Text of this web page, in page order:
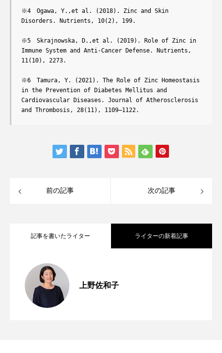
※4　Ogawa, Y.,et al. (2018). Zinc and Skin
Disorders. Nutrients, 10(2), 199.
※5　Skrajnowska, D.,et al. (2019). Role of Zinc in
Immune System and Anti-Cancer Defense. Nutrients,
11(10), 2273.
※6　Tamura, Y. (2021). The Role of Zinc Homeostasis
in the Prevention of Diabetes Mellitus and
Cardiovascular Diseases. Journal of Atherosclerosis
and Thrombosis, 28(11), 1109–1122.
前の記事 次の記事
記事を書いたライター ライターの新着記事
上野佐和子
2026.07.17
2025.08.08